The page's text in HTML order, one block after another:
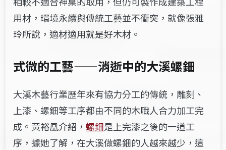
用材，環境永續與傳統工藝並不衝突，就像張雅
玲所說，適材適用就是好木材。
式微的工藝——消逝中的大溪螺鈿
大溪木藝行業歷年來有協力分工的傳統，雕刻、
上漆、螺鈿等工序都由不同的木職人合力加工完
成。黃裕凰介紹，螺鈿是上完漆之後的一道工
序，據她了解，在大溪做螺鈿的人越來越少，這